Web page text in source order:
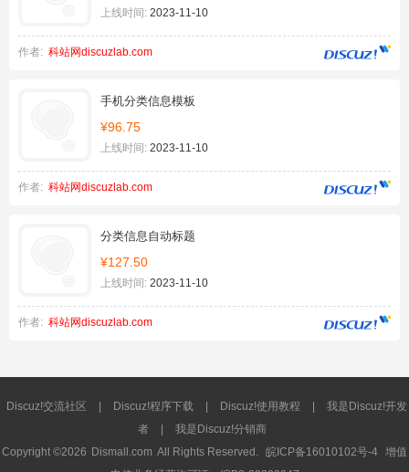
上线时间: 2023-11-10
作者: 科站网discuzlab.com
手机分类信息模板
¥96.75
上线时间: 2023-11-10
作者: 科站网discuzlab.com
分类信息自动标题
¥127.50
上线时间: 2023-11-10
作者: 科站网discuzlab.com
Discuz!交流社区 Discuz!程序下载 Discuz!使用教程
我是Discuz!开发
者
我是Discuz!分销商
Copyright ©2026 Dismall.com All Rights Reserved. 皖ICP备16010102号-4 增值